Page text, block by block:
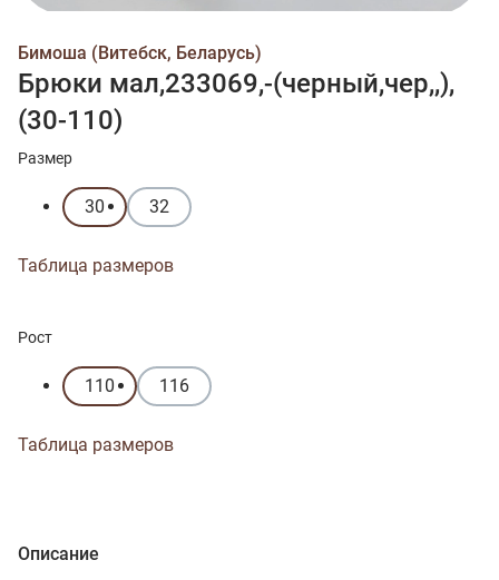
Бимоша (Витебск, Беларусь)
Брюки мал,233069,-(черный,чер,,),
(30-110)
Размер
30 32
Таблица размеров
Рост
110 116
Таблица размеров
Описание